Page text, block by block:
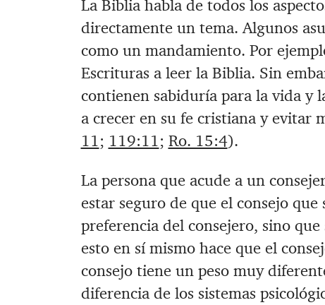
La Biblia habla de todos los
directamente un tema. Algunos
como un mandamiento. Por
Escrituras a leer la Biblia. Sin
contienen sabiduría para la vida y
a crecer en su fe cristiana y evitar
11; 119:11; Ro. 15:4).
La persona que acude a un
estar seguro de que el consejo
preferencia del consejero, sino
esto en sí mismo hace que el
consejo tiene un peso muy
diferencia de los sistemas